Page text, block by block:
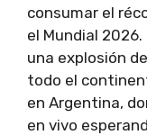
consumar el
el Mundial
una explosión
todo el
en Argentina,
en vivo